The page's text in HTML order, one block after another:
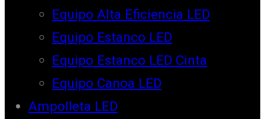
Equipo Alta Eficiencia LED
Equipo Estanco LED
Equipo Estanco LED Cinta
Equipo Canoa LED
Ampolleta LED